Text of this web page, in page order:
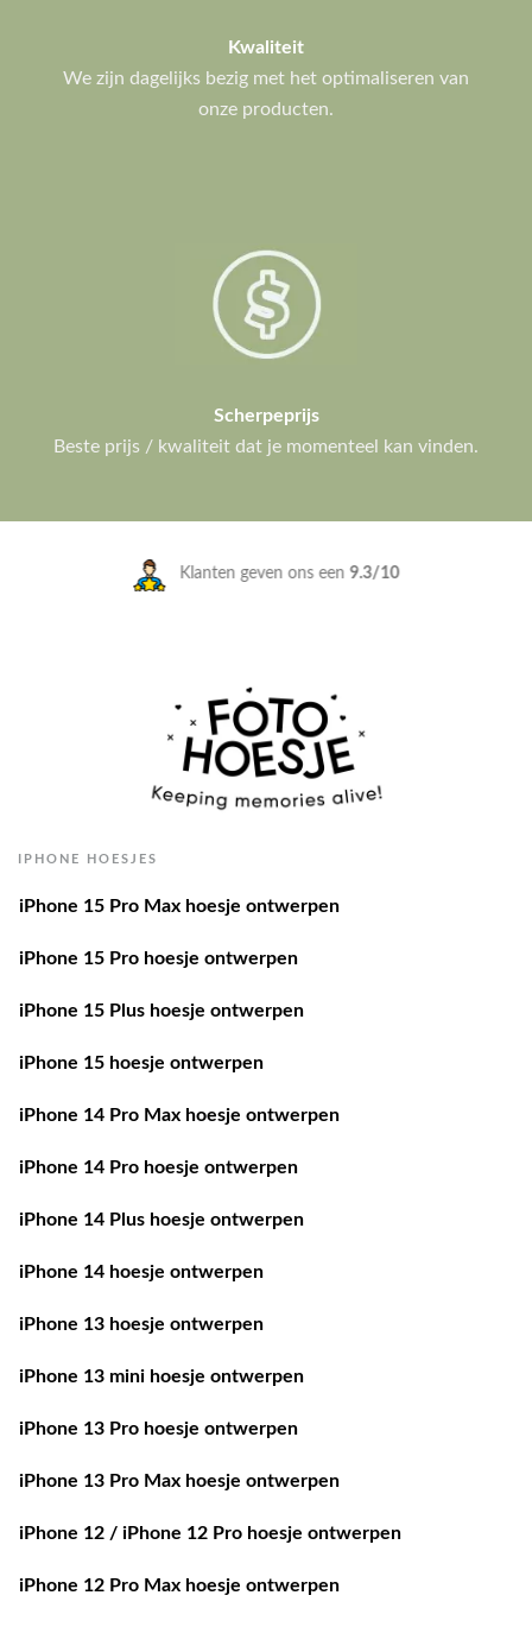
Kwaliteit
We zijn dagelijks bezig met het optimaliseren van
onze producten.
Scherpeprijs
Beste prijs / kwaliteit dat je momenteel kan vinden.
Klanten geven ons een9.3/10
IPHONE HOESJES
iPhone 15 Pro Max hoesje ontwerpen
iPhone 15 Pro hoesje ontwerpen
iPhone 15 Plus hoesje ontwerpen
iPhone 15 hoesje ontwerpen
iPhone 14 Pro Max hoesje ontwerpen
iPhone 14 Pro hoesje ontwerpen
iPhone 14 Plus hoesje ontwerpen
iPhone 14 hoesje ontwerpen
iPhone 13 hoesje ontwerpen
iPhone 13 mini hoesje ontwerpen
iPhone 13 Pro hoesje ontwerpen
iPhone 13 Pro Max hoesje ontwerpen
iPhone 12 / iPhone 12 Pro hoesje ontwerpen
iPhone 12 Pro Max hoesje ontwerpen